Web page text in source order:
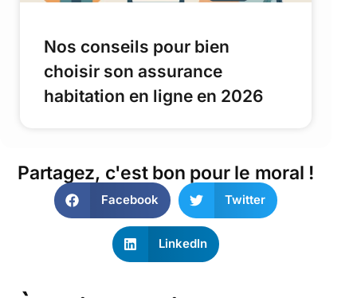
Nos conseils pour bien
choisir son assurance
habitation en ligne en 2026
Partagez, c'est bon pour le moral !
Facebook Twitter
LinkedIn